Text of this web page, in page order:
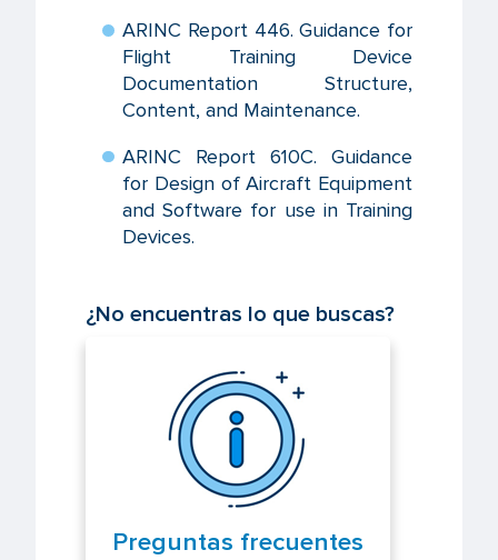
ARINC Report 446. Guidance for
Flight Training Device
Documentation Structure,
Content, and Maintenance.
ARINC Report 610C. Guidance
for Design of Aircraft Equipment
and Software for use in Training
Devices.
¿No encuentras lo que buscas?
Preguntas frecuentes